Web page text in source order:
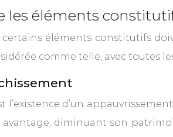
les éléments
éléments constitutifs
comme telle, avec toutes
d’un
diminuant son